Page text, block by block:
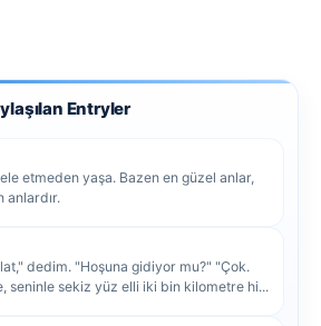
Entryler
etmeden yaşa. Bazen en güzel anlar,
anlardır.
dedim. "Hoşuna gidiyor mu?" "Çok.
seninle sekiz yüz elli iki bin kilometre hi...